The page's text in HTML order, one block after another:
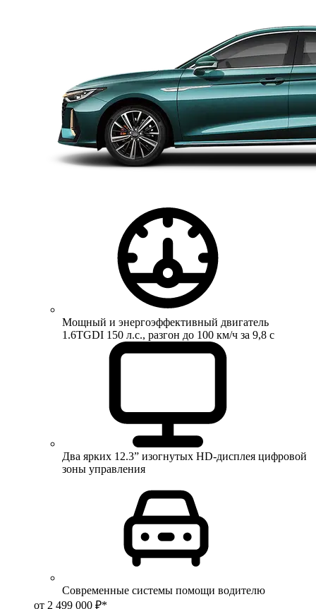
Мощный и энергоэффективный двигатель
1.6TGDI 150 л.с., разгон до 100 км/ч за 9,8 с
Два ярких 12.3” изогнутых HD-дисплея цифровой
зоны управления
Современные системы помощи водителю
от 2 499 000 ₽*